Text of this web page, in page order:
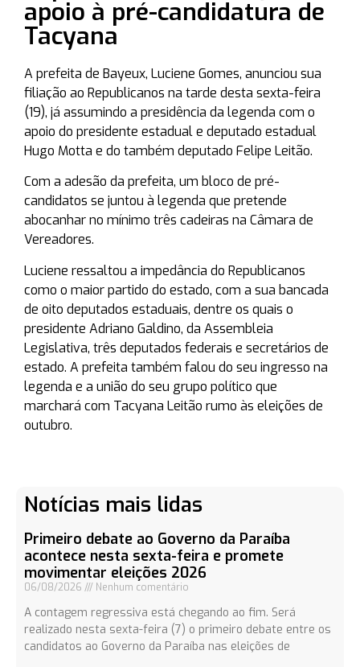
apoio à pré-candidatura de
Tacyana
A prefeita de Bayeux, Luciene Gomes, anunciou sua
filiação ao Republicanos na tarde desta sexta-feira
(19), já assumindo a presidência da legenda com o
apoio do presidente estadual e deputado estadual
Hugo Motta e do também deputado Felipe Leitão.
Com a adesão da prefeita, um bloco de pré-
candidatos se juntou à legenda que pretende
abocanhar no mínimo três cadeiras na Câmara de
Vereadores.
Luciene ressaltou a impedância do Republicanos
como o maior partido do estado, com a sua bancada
de oito deputados estaduais, dentre os quais o
presidente Adriano Galdino, da Assembleia
Legislativa, três deputados federais e secretários de
estado. A prefeita também falou do seu ingresso na
legenda e a união do seu grupo político que
marchará com Tacyana Leitão rumo às eleições de
outubro.
Notícias mais lidas
Primeiro debate ao Governo da Paraíba
acontece nesta sexta-feira e promete
movimentar eleições 2026
06/08/2026 Nenhum comentário
A contagem regressiva está chegando ao fim. Será
realizado nesta sexta-feira (7) o primeiro debate entre os
candidatos ao Governo da Paraíba nas eleições de